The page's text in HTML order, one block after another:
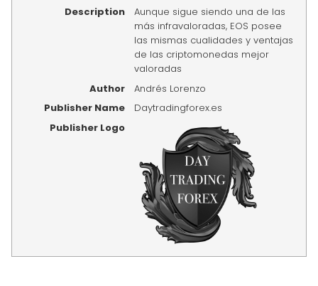
Description
Aunque sigue siendo una de las
más infravaloradas, EOS posee
las mismas cualidades y ventajas
de las criptomonedas mejor
valoradas
Author
Andrés Lorenzo
Publisher Name
Daytradingforex.es
Publisher Logo